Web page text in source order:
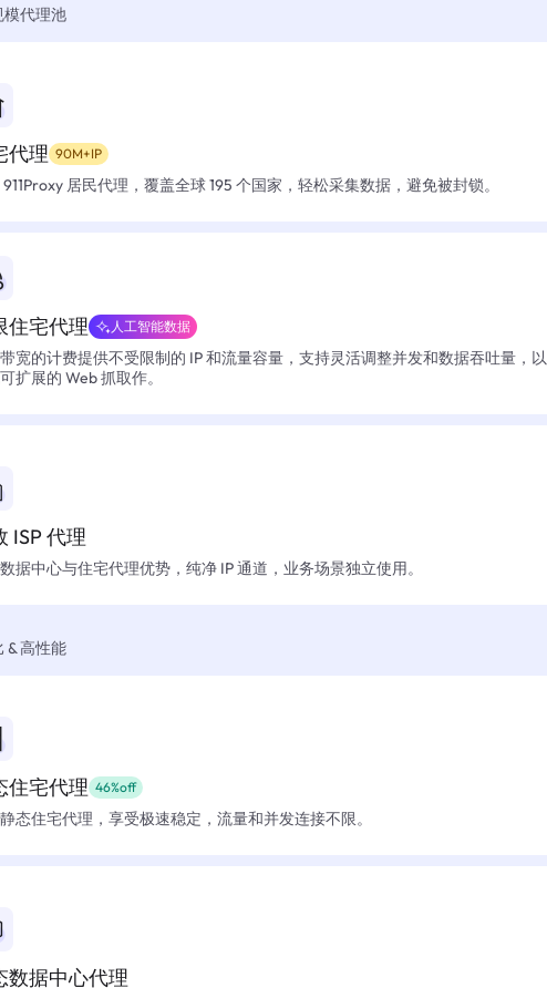
模代理池
代理 90M+IP
居民代理，覆盖全球 195 个国家，轻松采集数据，避免被封锁。
住宅代理 人工智能数据
宽的计费提供不受限制的 IP 和流量容量，支持灵活调整并发和数据吞吐量，以
扩展的 Web 抓取作。
ISP 代理
据中心与住宅代理优势，纯净 IP 通道，业务场景独立使用。
& 高性能
住宅代理 46%off
态住宅代理，享受极速稳定，流量和并发连接不限。
数据中心代理